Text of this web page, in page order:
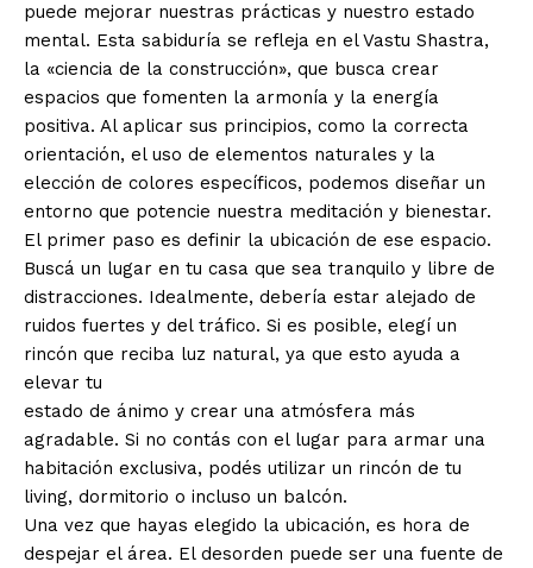
puede mejorar nuestras prácticas y nuestro estado
mental. Esta sabiduría se refleja en el Vastu Shastra,
la «ciencia de la construcción», que busca crear
espacios que fomenten la armonía y la energía
positiva. Al aplicar sus principios, como la correcta
orientación, el uso de elementos naturales y la
elección de colores específicos, podemos diseñar un
entorno que potencie nuestra meditación y bienestar.
El primer paso es definir la ubicación de ese espacio.
Buscá un lugar en tu casa que sea tranquilo y libre de
distracciones. Idealmente, debería estar alejado de
ruidos fuertes y del tráfico. Si es posible, elegí un
rincón que reciba luz natural, ya que esto ayuda a
elevar tu
estado de ánimo y crear una atmósfera más
agradable. Si no contás con el lugar para armar una
habitación exclusiva, podés utilizar un rincón de tu
living, dormitorio o incluso un balcón.
Una vez que hayas elegido la ubicación, es hora de
despejar el área. El desorden puede ser una fuente de